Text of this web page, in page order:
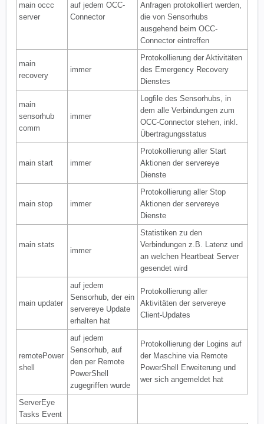
main occc
server
auf jedem OCC-
Connector
Anfragen protokolliert werden,
die von Sensorhubs
ausgehend beim OCC-
Connector eintreffen
main
recovery
immer
Protokollierung der Aktivitäten
des Emergency Recovery
Dienstes
main
sensorhub
comm
immer
Logfile des Sensorhubs, in
dem alle Verbindungen zum
OCC-Connector stehen, inkl.
Übertragungsstatus
main start immer
Protokollierung aller Start
Aktionen der servereye
Dienste
main stop immer
Protokollierung aller Stop
Aktionen der servereye
Dienste
main stats
immer
Statistiken zu den
Verbindungen z.B. Latenz und
an welchen Heartbeat Server
gesendet wird
main updater
auf jedem
Sensorhub, der ein
servereye Update
erhalten hat
Protokollierung aller
Aktivitäten der servereye
Client-Updates
remotePower
shell
auf jedem
Sensorhub, auf
den per Remote
PowerShell
zugegriffen wurde
Protokollierung der Logins auf
der Maschine via Remote
PowerShell Erweiterung und
wer sich angemeldet hat
ServerEye
Tasks Event